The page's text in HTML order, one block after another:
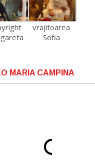
vrajitoarea
Sofia
MARIA CAMPINA